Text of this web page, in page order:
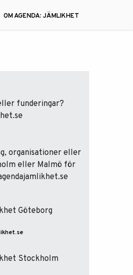
OM AGENDA: JÄMLIKHET
funderingar?
organisationer eller
eller Malmö för
Göteborg
Stockholm